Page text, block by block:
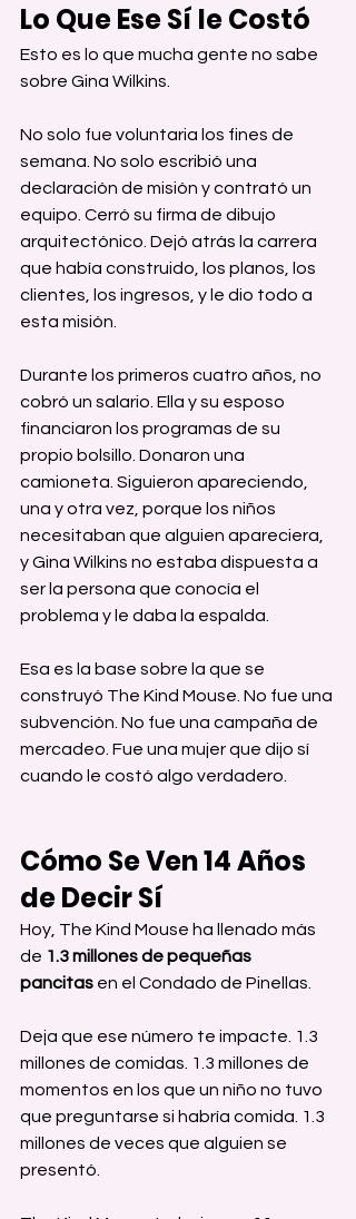
Lo Que Ese Sí le Costó
Esto es lo que mucha gente no sabe
sobre Gina Wilkins.
No solo fue voluntaria los fines de
semana. No solo escribió una
declaración de misión y contrató un
equipo. Cerró su firma de dibujo
arquitectónico. Dejó atrás la carrera
que había construido, los planos, los
clientes, los ingresos, y le dio todo a
esta misión.
Durante los primeros cuatro años, no
cobró un salario. Ella y su esposo
financiaron los programas de su
propio bolsillo. Donaron una
camioneta. Siguieron apareciendo,
una y otra vez, porque los niños
necesitaban que alguien apareciera,
y Gina Wilkins no estaba dispuesta a
ser la persona que conocía el
problema y le daba la espalda.
Esa es la base sobre la que se
construyó The Kind Mouse. No fue una
subvención. No fue una campaña de
mercadeo. Fue una mujer que dijo sí
cuando le costó algo verdadero.
Cómo Se Ven 14 Años
de Decir Sí
Hoy, The Kind Mouse ha llenado más
de 1.3 millones de pequeñas
pancitas en el Condado de Pinellas.
Deja que ese número te impacte. 1.3
millones de comidas. 1.3 millones de
momentos en los que un niño no tuvo
que preguntarse si habría comida. 1.3
millones de veces que alguien se
presentó.